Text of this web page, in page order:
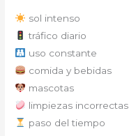
sol intenso
tráfico diario
uso constante
comida y bebidas
mascotas
limpiezas incorrectas
paso del tiempo